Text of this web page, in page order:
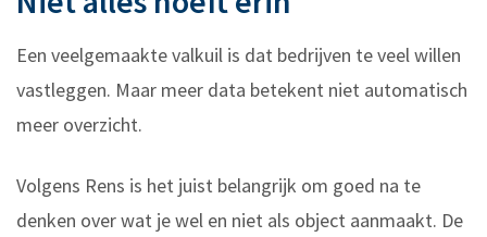
Een veelgemaakte valkuil is dat bedrijven te veel willen
vastleggen. Maar meer data betekent niet automatisch
meer overzicht.
Volgens Rens is het juist belangrijk om goed na te
denken over wat je wel en niet als object aanmaakt. De